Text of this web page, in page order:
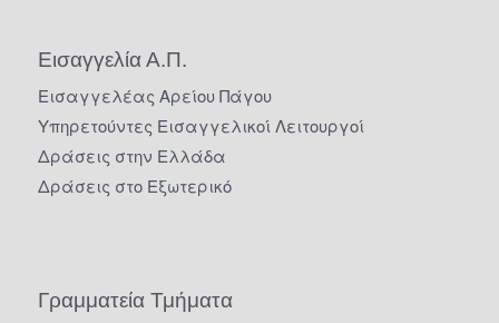
Εισαγγελία Α.Π.
Εισαγγελέας Αρείου Πάγου
Υπηρετούντες Εισαγγελικοί Λειτουργοί
Δράσεις στην Ελλάδα
Δράσεις στο Εξωτερικό
Γραμματεία Τμήματα